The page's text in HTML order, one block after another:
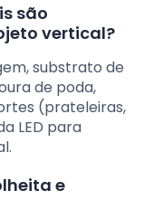
são
vertical?
substrato de
de poda,
(prateleiras,
LED para
e